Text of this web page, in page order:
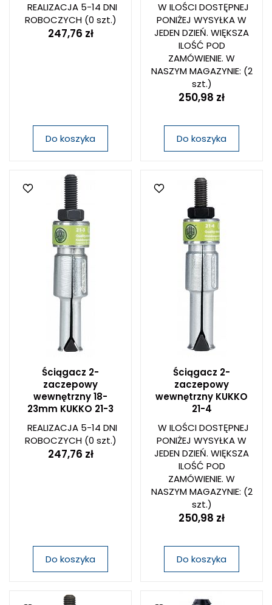
REALIZACJA 5-14 DNI
ROBOCZYCH(0 szt.)
247,76 zł
Do koszyka
W ILOŚCI DOSTĘPNEJ
PONIŻEJ WYSYŁKA W
JEDEN DZIEŃ. WIĘKSZA
ILOŚĆ POD
ZAMÓWIENIE. W
NASZYM MAGAZYNIE: (2
szt.)
250,98 zł
Do koszyka
Ściągacz 2-
zaczepowy
wewnętrzny 18-
23mm KUKKO 21-3
REALIZACJA 5-14 DNI
ROBOCZYCH(0 szt.)
247,76 zł
Do koszyka
Ściągacz 2-
zaczepowy
wewnętrzny KUKKO
21-4
W ILOŚCI DOSTĘPNEJ
PONIŻEJ WYSYŁKA W
JEDEN DZIEŃ. WIĘKSZA
ILOŚĆ POD
ZAMÓWIENIE. W
NASZYM MAGAZYNIE: (2
szt.)
250,98 zł
Do koszyka